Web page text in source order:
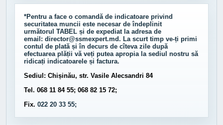
*Pentru a face o comandă de indicatoare privind
securitatea muncii este necesar de îndeplinit
următorul TABEL și de expediat la adresa de
email: director@ssmexpert.md. La scurt timp ve-ți primi
contul de plată și în decurs de cîteva zile după
efectuarea plății vă veți putea apropia la sediul nostru să
ridicați indicatoarele și factura.
Sediul: Chișinău, str. Vasile Alecsandri 84
Tel. 068 11 84 55; 068 82 15 72;
Fix. 022 20 33 55;